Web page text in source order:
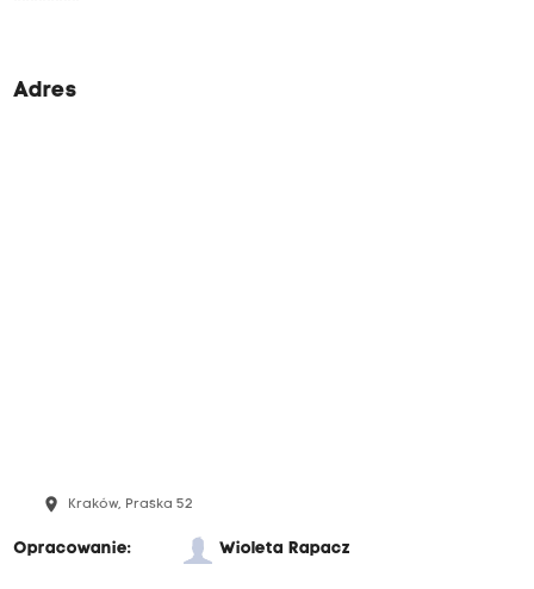
Adres
place Kraków, Praska 52
Opracowanie: Wioleta Rapacz